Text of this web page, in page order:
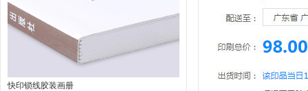
快印锁线胶装画册